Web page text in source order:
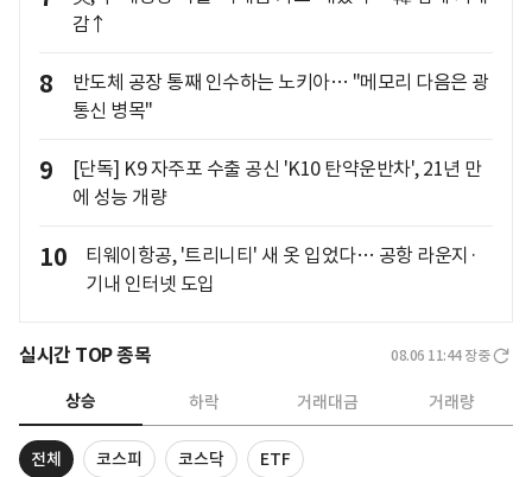
감↑
8
반도체 공장 통째 인수하는 노키아… "메모리 다음은 광
통신 병목"
9
[단독] K9 자주포 수출 공신 'K10 탄약운반차', 21년 만
에 성능 개량
10
티웨이항공, '트리니티' 새 옷 입었다… 공항 라운지·
기내 인터넷 도입
실시간 TOP 종목 08.06 11:44 장중
상승 하락 거래대금 거래량
전체 코스피 코스닥 ETF